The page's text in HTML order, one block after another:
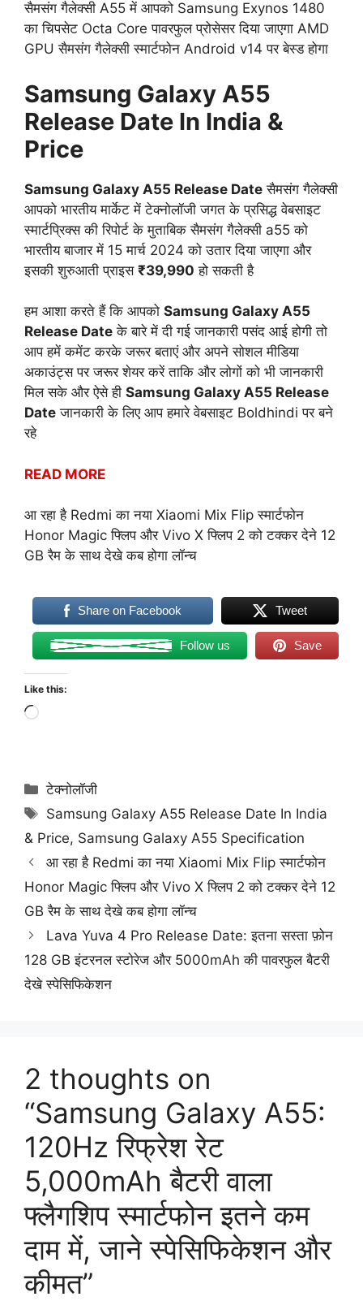
सैमसंग गैलेक्सी A55 में आपको Samsung Exynos 1480
का चिपसेट Octa Core पावरफुल प्रोसेसर दिया जाएगा AMD
GPU सैमसंग गैलेक्सी स्मार्टफोन Android v14 पर बेस्ड होगा
Samsung Galaxy A55
Release Date In India &
Price
Samsung Galaxy A55 Release Date सैमसंग गैलेक्सी
आपको भारतीय मार्केट में टेक्नोलॉजी जगत के प्रसिद्ध वेबसाइट
स्मार्टप्रिक्सकी रिपोर्ट के मुताबिक सैमसंग गैलेक्सी a55 को
भारतीय बाजार में 15 मार्च 2024 को उतार दिया जाएगा और
इसकी शुरुआती प्राइस ₹39,990 हो सकती है
हम आशा करते हैं कि आपको Samsung Galaxy A55
Release Date के बारे में दी गई जानकारी पसंद आई होगी तो
आप हमें कमेंट करके जरूर बताएं और अपने सोशल मीडिया
अकाउंट्स पर जरूर शेयर करें ताकि और लोगों को भी जानकारी
मिल सके और ऐसे ही Samsung Galaxy A55 Release
Date जानकारी के लिए आप हमारे वेबसाइट Boldhindi पर बने
रहे
READ MORE
आ रहा है Redmi का नया Xiaomi Mix Flip स्मार्टफोन
Honor Magic फ्लिप और Vivo X फ्लिप 2 को टक्कर देने 12
GB रैम के साथ देखे कब होगा लॉन्च
Share on Facebook Tweet
Follow us Save
Like this:
Loading…
Categories
टेक्नोलॉजी
Tags
Samsung Galaxy A55 Release Date In India
& Price, Samsung Galaxy A55 Specification
आ रहा है Redmi का नया Xiaomi Mix Flip स्मार्टफोन
Honor Magic फ्लिप और Vivo X फ्लिप 2 को टक्कर देने 12
GB रैम के साथ देखे कब होगा लॉन्च
Lava Yuva 4 Pro Release Date: इतना सस्ता फ़ोन
128 GB इंटरनल स्टोरेज और 5000mAh की पावरफुल बैटरी
देखे स्पेसिफिकेशन
2 thoughts on
“Samsung Galaxy A55:
120Hz रिफ्रेश रेट
5,000mAh बैटरी वाला
फ्लैगशिप स्मार्टफोन इतने कम
दाम में, जाने स्पेसिफिकेशन और
कीमत”